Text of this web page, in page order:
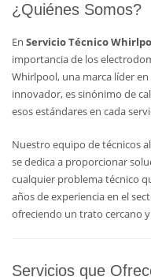
¿Quiénes Somos?
En Servicio Técnico
importancia de los
Whirlpool, una marca líder
innovador, es sinónimo de
esos estándares en cada
Nuestro equipo de técnicos
se dedica a proporcionar
cualquier problema técnico
años de experiencia en el
ofreciendo un trato cercano
Servicios que